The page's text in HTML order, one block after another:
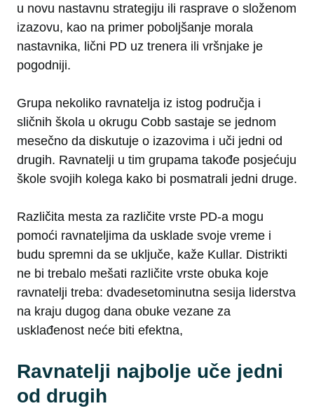
u novu nastavnu strategiju ili rasprave o složenom
izazovu, kao na primer poboljšanje morala
nastavnika, lični PD uz trenera ili vršnjake je
pogodniji.
Grupa nekoliko ravnatelja iz istog područja i
sličnih škola u okrugu Cobb sastaje se jednom
mesečno da diskutuje o izazovima i uči jedni od
drugih. Ravnatelji u tim grupama takođe posjećuju
škole svojih kolega kako bi posmatrali jedni druge.
Različita mesta za različite vrste PD-a mogu
pomoći ravnateljima da usklade svoje vreme i
budu spremni da se uključe, kaže Kullar. Distrikti
ne bi trebalo mešati različite vrste obuka koje
ravnatelji treba: dvadesetominutna sesija liderstva
na kraju dugog dana obuke vezane za
usklađenost neće biti efektna,
Ravnatelji najbolje uče jedni
od drugih